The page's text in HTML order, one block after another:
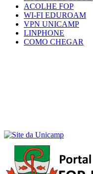
ACOLHE FOP
WI-FI EDUROAM
VPN UNICAMP
LINPHONE
COMO CHEGAR